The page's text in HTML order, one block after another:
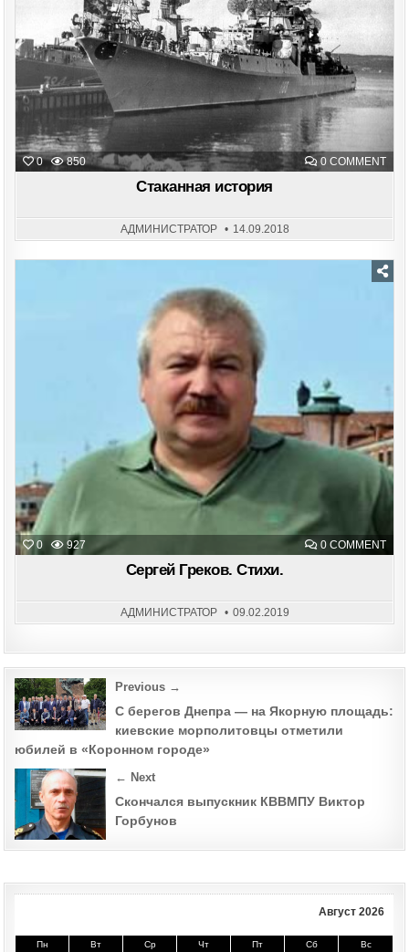
0 850 0 COMMENTON
Стаканная история
АДМИНИСТРАТОР 14.09.2018
0 927 0 COMMENTON
Posted
in
Сергей Греков. Стихи.
АДМИНИСТРАТОР 09.02.2019
Post
navigation
Previous →
С берегов Днепра — на Якорную площадь:
киевские морполитовцы отметили
юбилей в «Коронном городе»
← Next
Скончался выпускник КВВМПУ Виктор
Горбунов
Август 2026
Пн Вт Ср Чт Пт Сб Вс